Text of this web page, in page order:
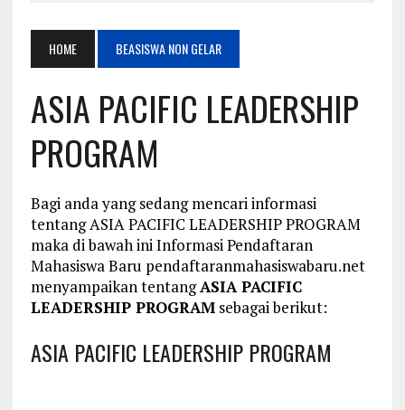
HOME BEASISWA NON GELAR
ASIA PACIFIC LEADERSHIP
PROGRAM
Bagi anda yang sedang mencari informasi
tentang ASIA PACIFIC LEADERSHIP PROGRAM
maka di bawah ini Informasi Pendaftaran
Mahasiswa Baru pendaftaranmahasiswabaru.net
menyampaikan tentangASIA PACIFIC
LEADERSHIP PROGRAMsebagai berikut:
ASIA PACIFIC LEADERSHIP PROGRAM